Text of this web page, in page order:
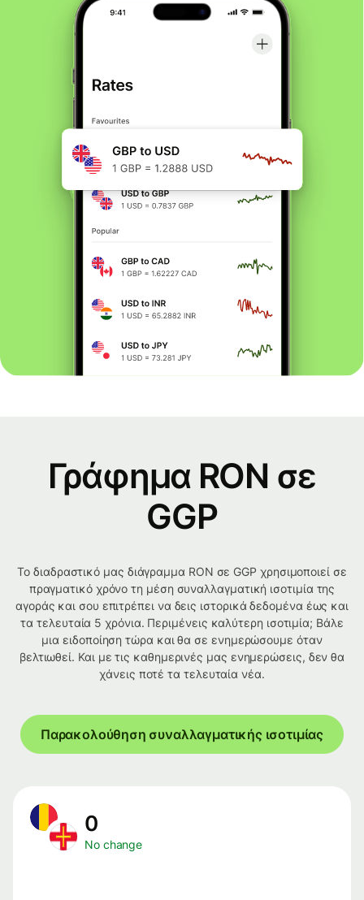
Γράφημα RON σε
GGP
Το διαδραστικό μας διάγραμμα RON σε GGP χρησιμοποιεί σε
πραγματικό χρόνο τη μέση συναλλαγματική ισοτιμία της
αγοράς και σου επιτρέπει να δεις ιστορικά δεδομένα έως και
τα τελευταία 5 χρόνια. Περιμένεις καλύτερη ισοτιμία; Βάλε
μια ειδοποίηση τώρα και θα σε ενημερώσουμε όταν
βελτιωθεί. Και με τις καθημερινές μας ενημερώσεις, δεν θα
χάνεις ποτέ τα τελευταία νέα.
Παρακολούθηση συναλλαγματικής ισοτιμίας
0
No change